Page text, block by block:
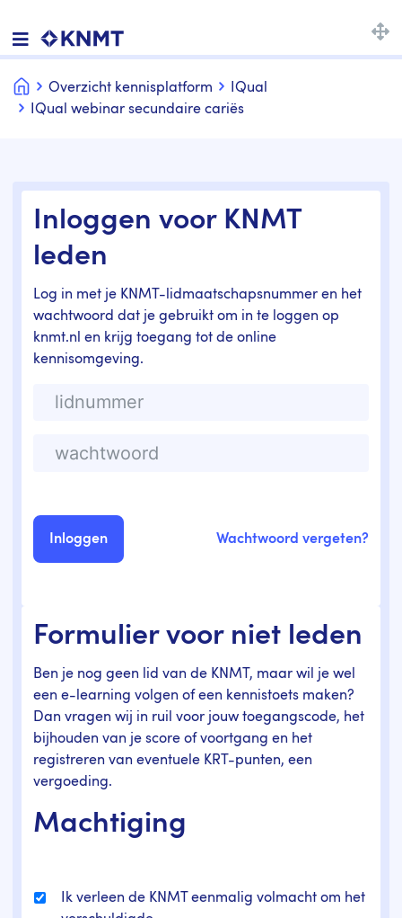
HomeOverzicht kennisplatform
IQual
IQual webinar secundaire cariës
Inloggen voor KNMT
leden
Log in met je KNMT-lidmaatschapsnummer en het
wachtwoord dat je gebruikt om in te loggen op
knmt.nl en krijg toegang tot de online
kennisomgeving.
Wachtwoord vergeten?
Formulier voor niet leden
Ben je nog geen lid van de KNMT, maar wil je wel
een e-learning volgen of een kennistoets maken?
Dan vragen wij in ruil voor jouw toegangscode, het
bijhouden van je score of voortgang en het
registreren van eventuele KRT-punten, een
vergoeding.
Machtiging
Ik verleen de KNMT eenmalig volmacht om het